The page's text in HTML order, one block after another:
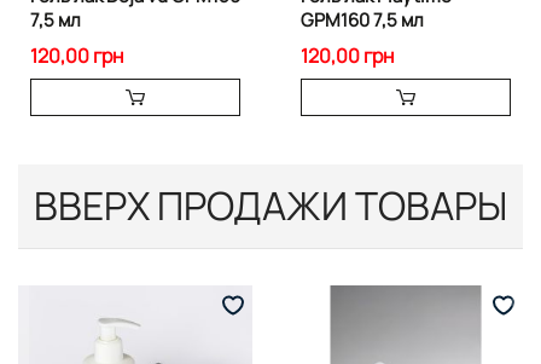
7,5 мл
120,00 грн
GPM160 7,5 мл
120,00 грн
ВВЕРХ ПРОДАЖИ ТОВАРЫ